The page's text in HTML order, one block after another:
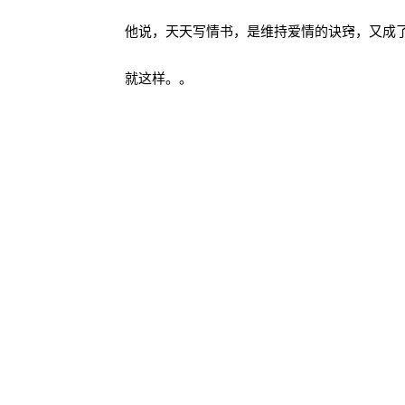
他说，天天写情书，是维持爱情的诀窍，又成
就这样。。